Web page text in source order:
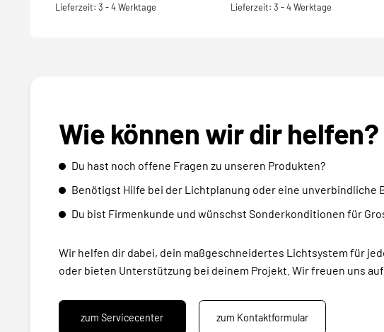
Lieferzeit: 3 - 4 Werktage
Lieferzeit: 3 - 4 Werktage
Wie können wir dir helfen?
Du hast noch offene Fragen zu unseren Produkten?
Benötigst Hilfe bei der Lichtplanung oder eine unverbindliche
Du bist Firmenkunde und wünschst Sonderkonditionen für
Wir helfen dir dabei, dein maßgeschneidertes Lichtsystem für
oder bieten Unterstützung bei deinem Projekt. Wir freuen uns auf
zum Servicecenter zum Kontaktformular